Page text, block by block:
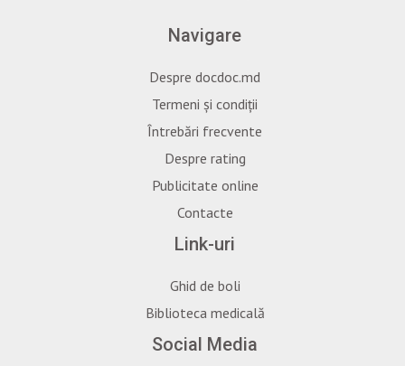
Navigare
Despre docdoc.md
Termeni și condiții
Întrebări frecvente
Despre rating
Publicitate online
Contacte
Link-uri
Ghid de boli
Biblioteca medicală
Social Media